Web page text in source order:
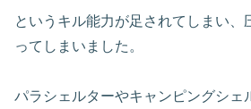
というキル能力が足されてしまい、
ってしまいました。
パラシェルターやキャンピングシェ